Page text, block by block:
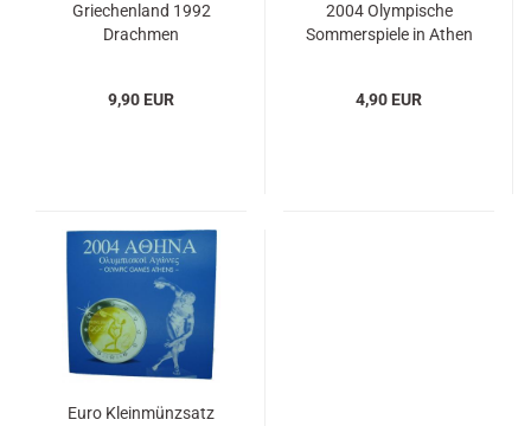
Griechenland 1992
Drachmen
9,90 EUR
2004 Olympische
Sommerspiele in Athen
4,90 EUR
Euro Kleinmünzsatz